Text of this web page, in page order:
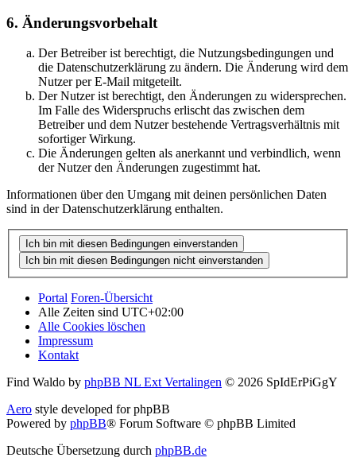
6. Änderungsvorbehalt
Der Betreiber ist berechtigt, die Nutzungsbedingungen und
die Datenschutzerklärung zu ändern. Die Änderung wird dem
Nutzer per E-Mail mitgeteilt.
Der Nutzer ist berechtigt, den Änderungen zu widersprechen.
Im Falle des Widerspruchs erlischt das zwischen dem
Betreiber und dem Nutzer bestehende Vertragsverhältnis mit
sofortiger Wirkung.
Die Änderungen gelten als anerkannt und verbindlich, wenn
der Nutzer den Änderungen zugestimmt hat.
Informationen über den Umgang mit deinen persönlichen Daten
sind in der Datenschutzerklärung enthalten.
Portal Foren-Übersicht
Alle Zeiten sind UTC+02:00
Alle Cookies löschen
Impressum
Kontakt
Find Waldo by phpBB NL Ext Vertalingen © 2026 SpIdErPiGgY
Aero style developed for phpBB
Powered by phpBB® Forum Software © phpBB Limited
Deutsche Übersetzung durch phpBB.de